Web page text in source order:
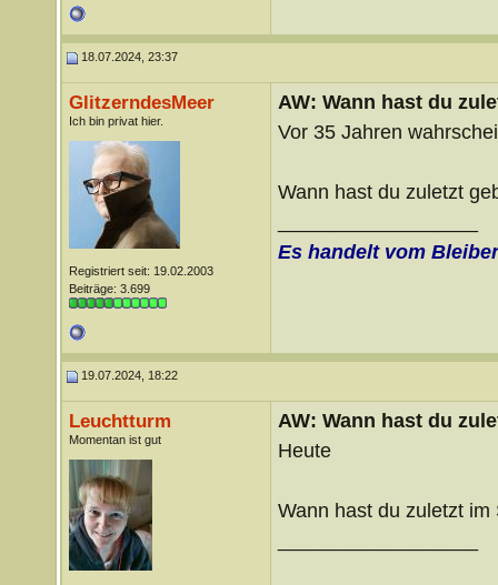
18.07.2024, 23:37
GlitzerndesMeer
Ich bin privat hier.
Registriert seit: 19.02.2003
Beiträge: 3.699
AW: Wann hast du
Vor 35 Jahren
Wann hast du zuletzt
Es handelt vom
19.07.2024, 18:22
Leuchtturm
Momentan ist gut
AW: Wann hast du
Heute
Wann hast du zuletzt im